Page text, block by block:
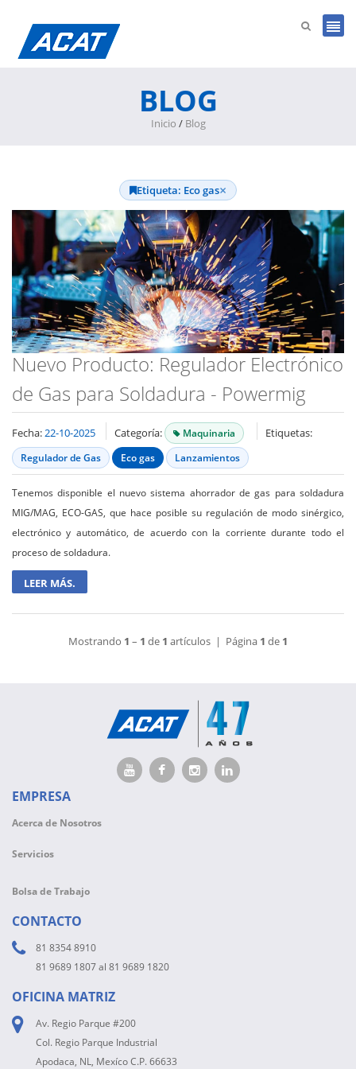
BLOG
Inicio / Blog
Etiqueta: Eco gas×
Nuevo Producto: Regulador Electrónico
de Gas para Soldadura - Powermig
Fecha:22-10-2025 Categoría: Maquinaria Etiquetas:
Regulador de Gas Eco gas Lanzamientos
Tenemos disponible el nuevo sistema ahorrador de gas para soldadura
MIG/MAG, ECO-GAS, que hace posible su regulación de modo sinérgico,
electrónico y automático, de acuerdo con la corriente durante todo el
proceso de soldadura.
LEER MÁS.
Mostrando 1 – 1 de 1 artículos | Página 1 de 1
EMPRESA
Acerca de Nosotros
Servicios
Bolsa de Trabajo
CONTACTO
81 8354 8910
81 9689 1807 al 81 9689 1820
OFICINA MATRIZ
Av. Regio Parque #200
Col. Regio Parque Industrial
Apodaca, NL, Mexíco C.P. 66633